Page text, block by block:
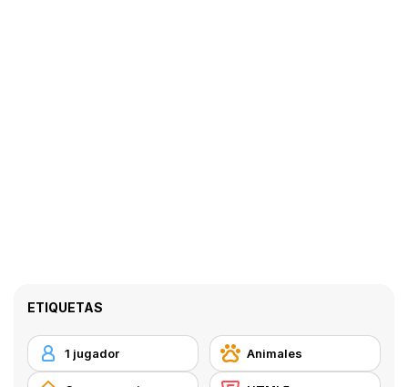
ETIQUETAS
1 jugador Animales